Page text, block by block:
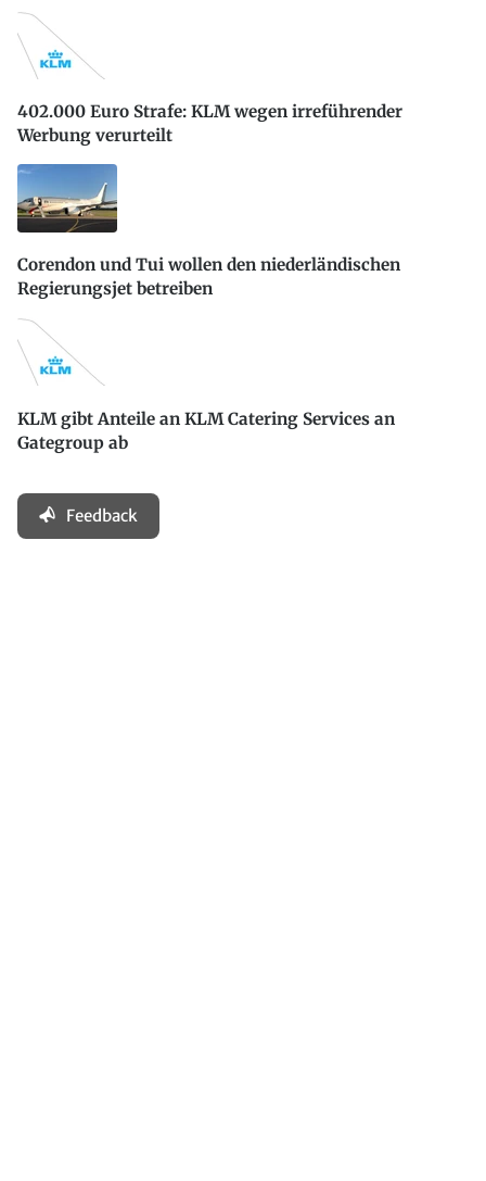
402.000 Euro Strafe: KLM wegen irreführender
Werbung verurteilt
Corendon und Tui wollen den niederländischen
Regierungsjet betreiben
KLM gibt Anteile an KLM Catering Services an
Gategroup ab
Feedback